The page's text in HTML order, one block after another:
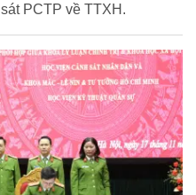
PCTP về TTXH.